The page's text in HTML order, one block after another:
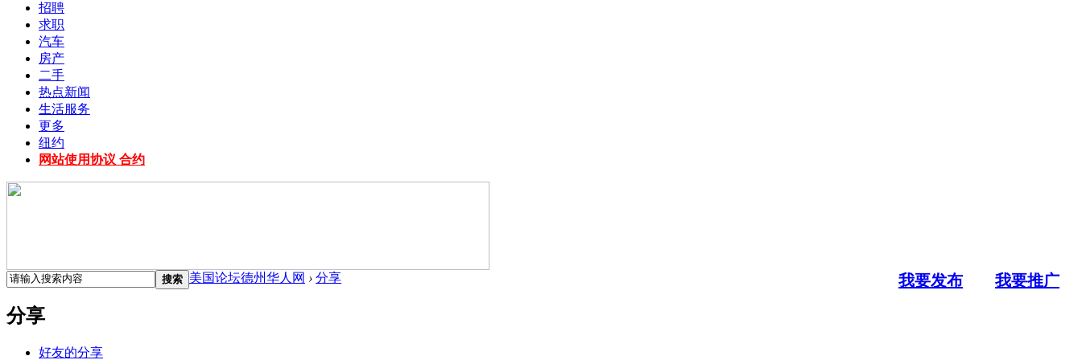
招聘
求职
汽车
房产
二手
热点新闻
生活服务
更多
纽约
网站使用协议 合约
搜索 我要发布 我要推广
美国论坛德州华人网 › 分享
分享
好友的分享